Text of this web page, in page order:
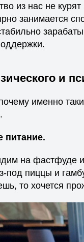
из нас не
занимается
и
именно
питание.
на фастфуде
под пиццы и
то хочется